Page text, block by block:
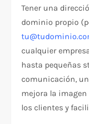
Tener una
dominio propio
cualquier
hasta pequeñas
comunicación,
mejora la imagen
los clientes y